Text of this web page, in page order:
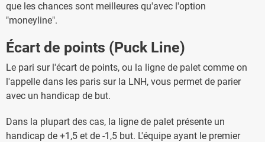
que les chances sont meilleures qu'avec l'option
"moneyline".
Écart de points (Puck Line)
Le pari sur l'écart de points, ou la ligne de palet comme on
l'appelle dans les paris sur la LNH, vous permet de parier
avec un handicap de but.
Dans la plupart des cas, la ligne de palet présente un
handicap de +1,5 et de -1,5 but. L'équipe ayant le premier